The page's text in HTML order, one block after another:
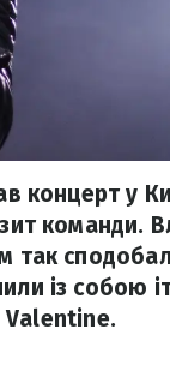
концерт у
команди.
із собою
Valentine.